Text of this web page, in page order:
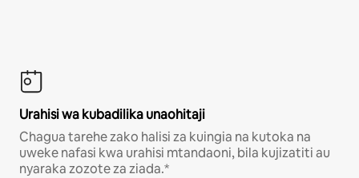
Urahisi wa kubadilika unaohitaji
Chagua tarehe zako halisi za kuingia na kutoka na
uweke nafasi kwa urahisi mtandaoni, bila kujizatiti au
nyaraka zozote za ziada.*